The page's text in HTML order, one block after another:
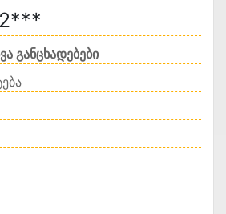
განცხადებები